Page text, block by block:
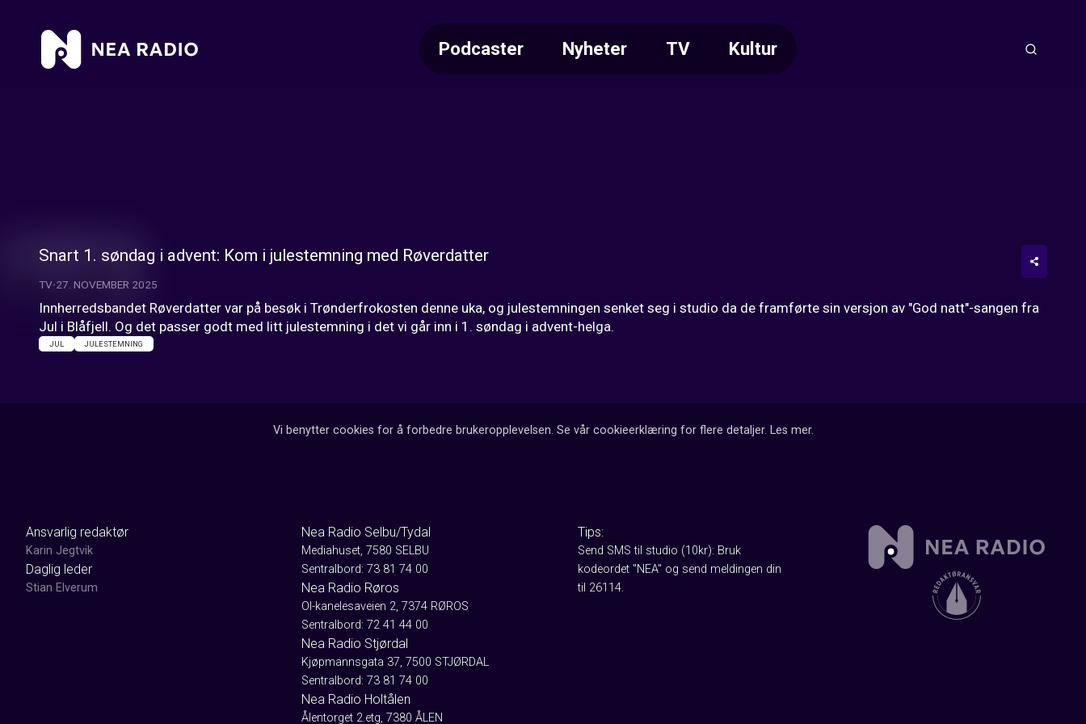
Podcaster Nyheter TV Kultur
Snart 1. søndag i advent: Kom i julestemning med Røverdatter
TV 27. NOVEMBER 2025
Innherredsbandet Røverdatter var på besøk i Trønderfrokosten denne uka, og julestemningen senket seg i studio da de framførte sin versjon av "God natt"-sangen fra
Jul i Blåfjell. Og det passer godt med litt julestemning i det vi går inn i 1. søndag i advent-helga.
JUL JULESTEMNING
Vi benytter cookies for å forbedre brukeropplevelsen. Se vår cookieerklæring for flere detaljer. Les mer.
Ansvarlig redaktør
Karin Jegtvik
Daglig leder
Stian Elverum
Nea Radio Selbu/Tydal
Mediahuset, 7580 SELBU
Sentralbord: 73 81 74 00
Nea Radio Røros
Ol-kanelesaveien 2, 7374 RØROS
Sentralbord: 72 41 44 00
Nea Radio Stjørdal
Kjøpmannsgata 37, 7500 STJØRDAL
Sentralbord: 73 81 74 00
Nea Radio Holtålen
Ålentorget 2.etg, 7380 ÅLEN
Tips:
Send SMS til studio (10kr): Bruk
kodeordet "NEA" og send meldingen din
til 26114.